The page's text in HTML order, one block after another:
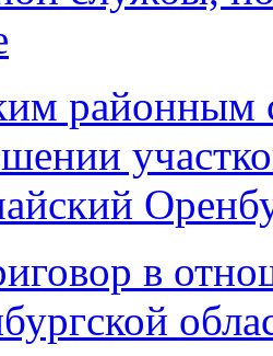
районным
в